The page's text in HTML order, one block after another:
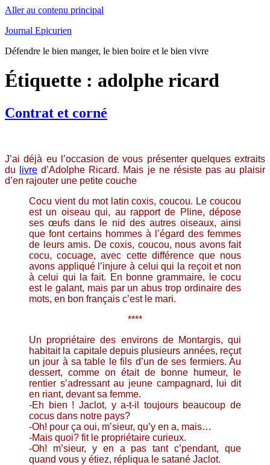
Aller au contenu principal
Journal Epicurien
Défendre le bien manger, le bien boire et le bien vivre
Étiquette : adolphe ricard
Contrat et corné
J’ai déjà eu l’occasion de vous présenter quelques extraits
du
livre d’Adolphe Ricard. Mais je ne résiste pas au plaisir
d’en rajouter une petite couche
Cocu vient du mot latin coxis, coucou. Le coucou
est un oiseau qui, au rapport de Pline, dépose
ses œufs dans le nid des autres oiseaux, ainsi
que font certains hommes à l’égard des femmes
de leurs amis. De coxis, coucou, nous avons fait
cocu, cocuage, avec cette différence que nous
avons appliqué l’injure à celui qui la reçoit et non
à celui qui la fait. En bonne grammaire, le cocu
est le galant, mais par un abus trop ordinaire des
mots, en bon français c’est le mari.
****
Un propriétaire des environs de Montargis, qui
habitait la capitale depuis plusieurs années, reçut
un jour à sa table le fils d’un de ses fermiers. Au
dessert, comme on était de bonne humeur, le
rentier s’adressant au jeune campagnard, lui dit
en riant, devant sa femme.
-Eh bien ! Jaclot, y a-t-il toujours beaucoup de
cocus dans notre pays?
-Oh! pour ça oui, m’sieur, qu’y en a, mais…
-Mais quoi? fit le propriétaire curieux.
-Oh! m’sieur, y en a pas tant c’pendant, que
quand vous y étiez, répliqua le satané Jaclot.